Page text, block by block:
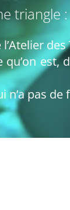
triangle
est,
n’a pas